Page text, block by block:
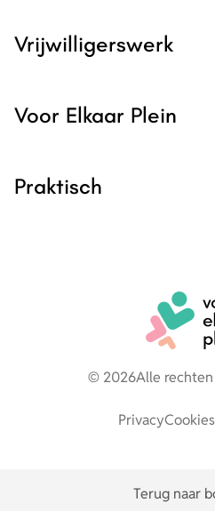
Vrijwilligerswerk
Voor Elkaar Plein
Praktisch
© 2026Alle
PrivacyCookies
Terug naar